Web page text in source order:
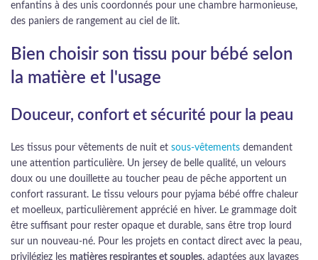
enfantins à des unis coordonnés pour une chambre harmonieuse,
des paniers de rangement au ciel de lit.
Bien choisir son tissu pour bébé selon
la matière et l'usage
Douceur, confort et sécurité pour la peau
Les tissus pour vêtements de nuit et sous-vêtements demandent
une attention particulière. Un jersey de belle qualité, un velours
doux ou une douillette au toucher peau de pêche apportent un
confort rassurant. Le tissu velours pour pyjama bébé offre chaleur
et moelleux, particulièrement apprécié en hiver. Le grammage doit
être suffisant pour rester opaque et durable, sans être trop lourd
sur un nouveau-né. Pour les projets en contact direct avec la peau,
privilégiez les matières respirantes et souples, adaptées aux lavages